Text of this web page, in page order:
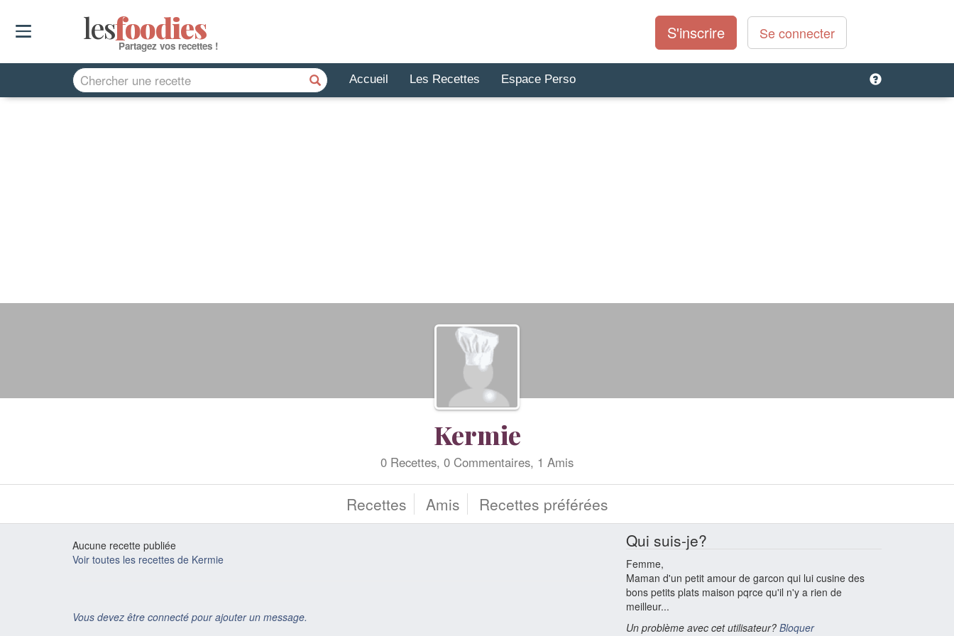
lesfoodies
Partagez vos recettes !
S'inscrire Se connecter
Accueil Les Recettes Espace Perso
Kermie
0 Recettes, 0 Commentaires, 1 Amis
Recettes Amis Recettes préférées
Aucune recette publiée
Voir toutes les recettes de Kermie
Vous devez être connecté pour ajouter un message.
Qui suis-je?
Femme,
Maman d'un petit amour de garcon qui lui cusine des
bons petits plats maison pqrce qu'il n'y a rien de
meilleur...
Un problème avec cet utilisateur? Bloquer